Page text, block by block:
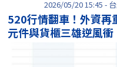
2026/05/20 15:45 -
520行情翻車！外資
元件與貨櫃三雄逆風衝